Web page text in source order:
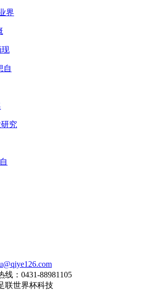
界
现
自
究
线：0431-88981105
联世界杯科技